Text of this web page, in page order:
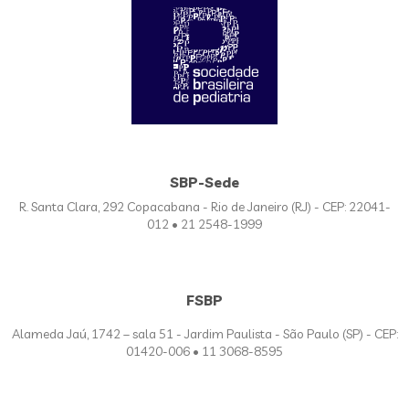
SBP-Sede
R. Santa Clara, 292 Copacabana - Rio de Janeiro (RJ) - CEP: 22041-
012 • 21 2548-1999
FSBP
Alameda Jaú, 1742 – sala 51 - Jardim Paulista - São Paulo (SP) - CEP:
01420-006 • 11 3068-8595